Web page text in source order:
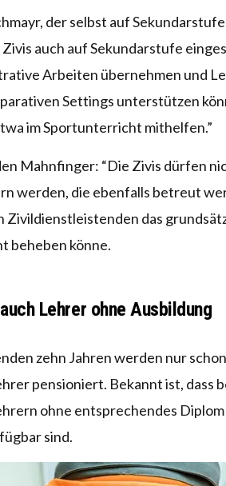
der selbst auf
auch auf Sekundarstufe
Arbeiten übernehmen und
Settings unterstützen
im Sportunterricht mithelfen.”
Mahnfinger: “Die Zivis dürfen
werden, die ebenfalls betreut
Zivildienstleistenden das
beheben könne.
Lehrer ohne Ausbildung
zehn Jahren werden nur
pensioniert. Bekannt ist, dass
ohne entsprechendes
sind.